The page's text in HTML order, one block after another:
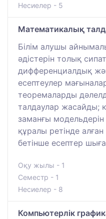
Несиелер - 5
Математикалық
Білім алушы
әдістерін толық
дифференциалдық
есептеулер
теоремаларды
талдаулар жасайды;
заманғы модельдерін
құралы ретінде алған
бетінше есептер
Оқу жылы - 1
Семестр - 1
Несиелер - 8
Компьютерлік